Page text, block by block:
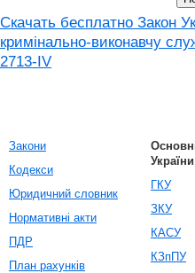
Скачать бесплатно Закон
кримінально-виконавчу
2713-IV
Закони
Кодекси
Юридичний словник
Нормативні акти
ПДР
План рахунків
України
ГКУ
ЗКУ
КАСУ
КЗпПУ